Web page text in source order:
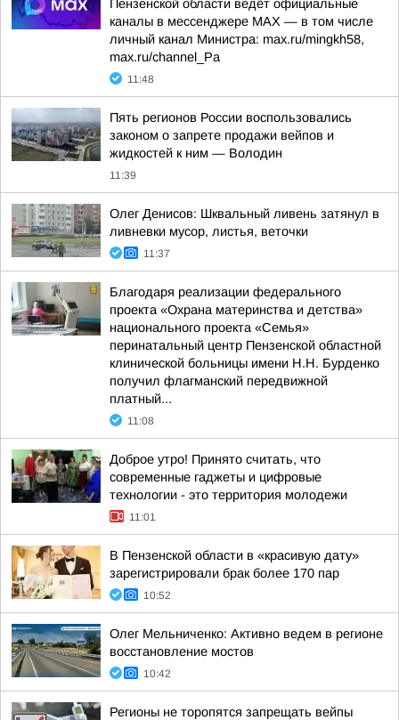
Пензенской области ведёт официальные
каналы в мессенджере МАХ — в том числе
личный канал Министра: max.ru/mingkh58,
max.ru/channel_Pa
11:48
Пять регионов России воспользовались
законом о запрете продажи вейпов и
жидкостей к ним — Володин
11:39
Олег Денисов: Шквальный ливень затянул в
ливневки мусор, листья, веточки
11:37
Благодаря реализации федерального
проекта «Охрана материнства и детства»
национального проекта «Семья»
перинатальный центр Пензенской областной
клинической больницы имени Н.Н. Бурденко
получил флагманский передвижной
платный...
11:08
Доброе утро! Принято считать, что
современные гаджеты и цифровые
технологии - это территория молодежи
11:01
В Пензенской области в «красивую дату»
зарегистрировали брак более 170 пар
10:52
Олег Мельниченко: Активно ведем в регионе
восстановление мостов
10:42
Регионы не торопятся запрещать вейпы